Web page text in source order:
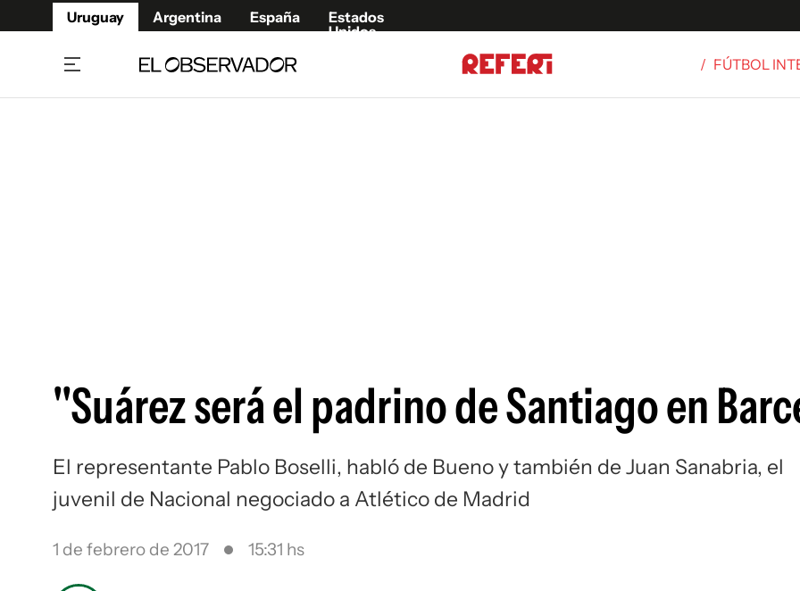
Uruguay Argentina España
Estados
Unidos
/ FÚTBOL
"Suárez será el padrino de Santiago en
El representante Pablo Boselli, habló de Bueno y también de Juan Sanabria, el
juvenil de Nacional negociado a Atlético de Madrid
1 de febrero de 2017 15:31 hs